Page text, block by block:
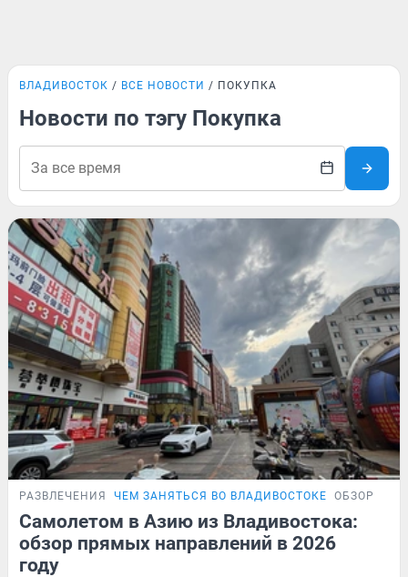
ВЛАДИВОСТОК ВСЕ НОВОСТИ ПОКУПКА
Новости по тэгу Покупка
РАЗВЛЕЧЕНИЯ ЧЕМ ЗАНЯТЬСЯ ВО ВЛАДИВОСТОКЕ ОБЗОР
Самолетом в Азию из Владивостока:
обзор прямых направлений в 2026
году